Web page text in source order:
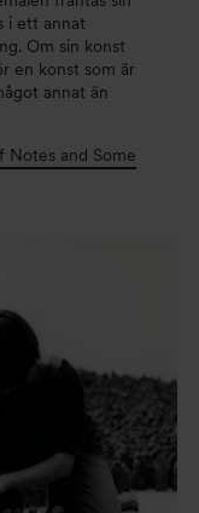
i ett annat
Om sin konst
en konst som är
annat än
Notes and Some